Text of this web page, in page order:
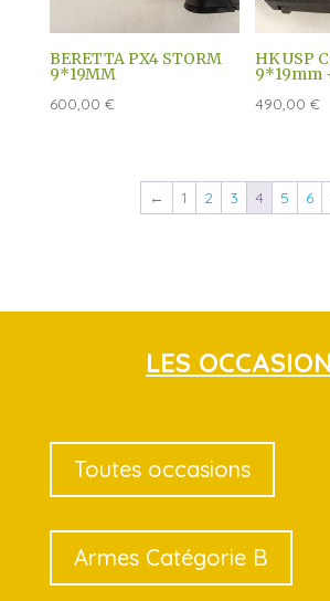
BERETTA PX4 STORM
9*19MM
600,00 €
HK USP
9*19mm
490,00€
← 1 2 3 4 5 6
LES
Toutes occasions
Armes Catégorie B